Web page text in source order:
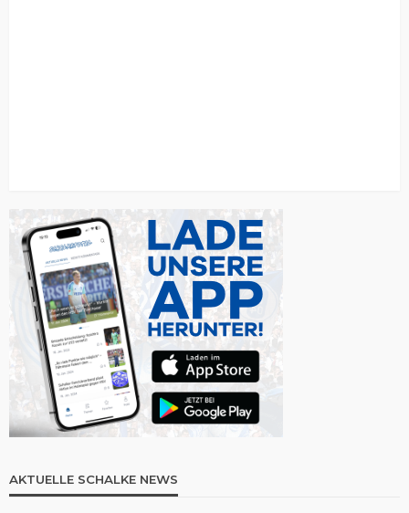
AKTUELLE SCHALKE NEWS